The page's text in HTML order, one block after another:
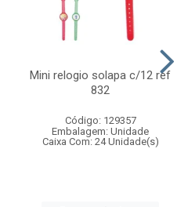
Mini relogio solapa c/12 ref
832
Código: 129357
Embalagem: Unidade
Caixa Com: 24 Unidade(s)